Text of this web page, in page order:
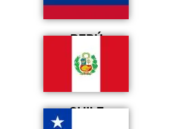
PERÚ
CHILE